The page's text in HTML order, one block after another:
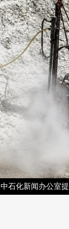
石化新闻办公室提